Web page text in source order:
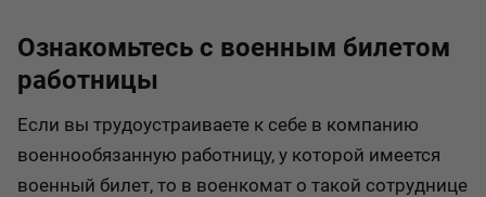
Ознакомьтесь с военным билетом
работницы
Если вы трудоустраиваете к себе в компанию
военнообязанную работницу, у которой имеется
военный билет, то в военкомат о такой сотруднице